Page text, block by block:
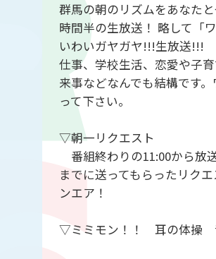
群馬の朝のリズムをあなた
時間半の生放送！ 略して「
いわいガヤガヤ!!!生放送!!!
仕事、学校生活、恋愛や子
来事などなんでも結構です
って下さい。
▽朝一リクエスト
番組終わりの11:00から放
までに送ってもらったリク
ンエア！
▽ミミモン！！ 耳の体操